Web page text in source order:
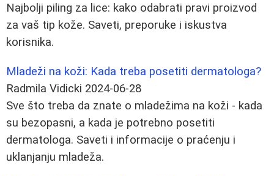
Najbolji piling za lice: kako odabrati pravi proizvod
za vaš tip kože. Saveti, preporuke i iskustva
korisnika.
Mladeži na koži: Kada treba posetiti dermatologa?
Radmila Vidicki 2024-06-28
Sve što treba da znate o mladežima na koži - kada
su bezopasni, a kada je potrebno posetiti
dermatologa. Saveti i informacije o praćenju i
uklanjanju mladeža.